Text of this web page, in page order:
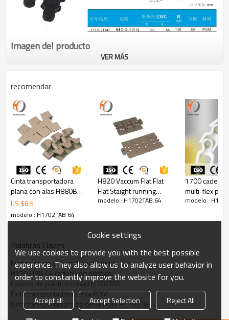
Imagen del producto
VER MÁS
recomendar
Cinta transportadora
plana con alas H880BO,
cadena de plegado
cadena transportadora
US $8.5
modelo : H1702TAB 64
H820 Vaccum Flat Flat
Flat Staight running
Conveyor Chain
modelo : H1702TAB 64
1700
multi-flex
línea de
modelo :
Palabras Claves
fabricante de cinta transportadora
H1702TAB 64 cadena de plástico
Cadena de plástico curva H1702TAB
Cinta transportadora curva POM
Cinta transportadora de curva POM H1702TAB
Cookie settings
We use cookies to provide you with the best possible
experience. They also allow us to analyze user behavior in
order to constantly improve the website for you.
Accept all Accept Selection
Reject All